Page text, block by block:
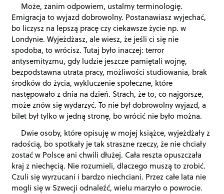
Może, zanim odpowiem, ustalmy terminologię.
Emigracja to wyjazd dobrowolny. Postanawiasz wyjechać,
bo liczysz na lepszą pracę czy ciekawsze życie np. w
Londynie. Wyjeżdżasz, ale wiesz, że jeśli ci się nie
spodoba, to wrócisz. Tutaj było inaczej: terror
antysemityzmu, gdy ludzie jeszcze pamiętali wojnę,
bezpodstawna utrata pracy, możliwości studiowania, brak
środków do życia, wykluczenie społeczne, które
następowało z dnia na dzień. Strach, że to, co najgorsze,
może znów się wydarzyć. To nie był dobrowolny wyjazd, a
bilet był tylko w jedną stronę, bo wrócić nie było można.
Dwie osoby, które opisuję w mojej książce, wyjeżdżały z
radością, bo spotkały je tak straszne rzeczy, że nie chciały
zostać w Polsce ani chwili dłużej. Cała reszta opuszczała
kraj z niechęcią. Nie rozumieli, dlaczego muszą to zrobić.
Czuli się wyrzucani i bardzo niechciani. Przez całe lata nie
mogli się w Szwecji odnaleźć, wielu marzyło o powrocie.